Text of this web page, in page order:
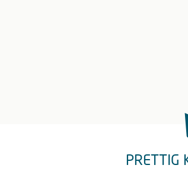
PRETTIG